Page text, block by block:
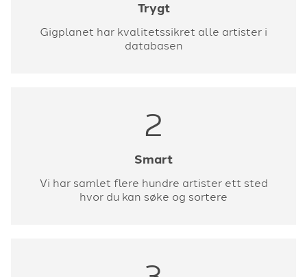
Trygt
Gigplanet har kvalitetssikret alle artister i
databasen
2
Smart
Vi har samlet flere hundre artister ett sted
hvor du kan søke og sortere